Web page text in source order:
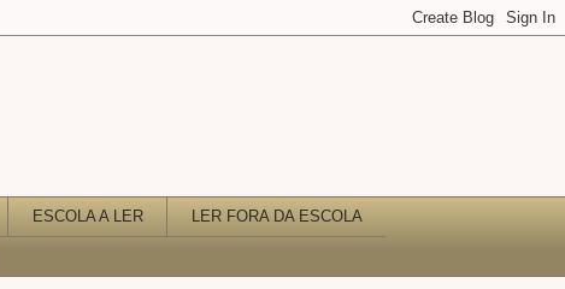
ESCOLA A LER LER FORA DA ESCOLA